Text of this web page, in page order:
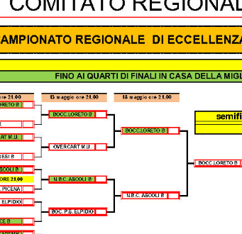
Tesseramento Consiglio Federale
Ufficiali di Gara
e Tecnica